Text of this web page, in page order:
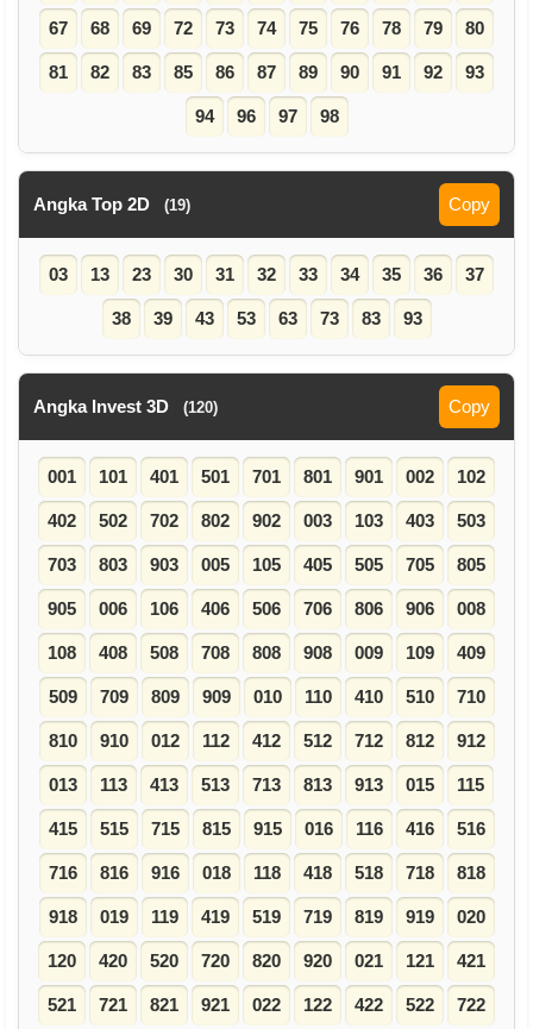
67 68 69 72 73 74 75 76 78 79 80
81 82 83 85 86 87 89 90 91 92 93
94 96 97 98
Angka Top 2D (19) Copy
03 13 23 30 31 32 33 34 35 36 37
38 39 43 53 63 73 83 93
Angka Invest 3D (120) Copy
001 101 401 501 701 801 901 002 102
402 502 702 802 902 003 103 403 503
703 803 903 005 105 405 505 705 805
905 006 106 406 506 706 806 906 008
108 408 508 708 808 908 009 109 409
509 709 809 909 010 110 410 510 710
810 910 012 112 412 512 712 812 912
013 113 413 513 713 813 913 015 115
415 515 715 815 915 016 116 416 516
716 816 916 018 118 418 518 718 818
918 019 119 419 519 719 819 919 020
120 420 520 720 820 920 021 121 421
521 721 821 921 022 122 422 522 722